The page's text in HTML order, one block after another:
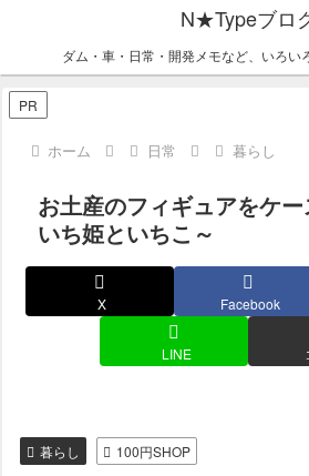
N★Typeブロ
ダム・車・日常・開発メモなど、いろい
PR
ホーム 日常 暮らし
お土産のフィギュアをケ
いち姫といちこ～
X Facebook
LINE
暮らし 100円SHOP